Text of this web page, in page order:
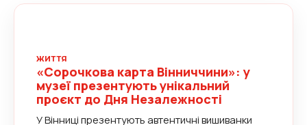
ЖИТТЯ
«Сорочкова карта Вінниччини»: у
музеї презентують унікальний
проєкт до Дня Незалежності
У Вінниці презентують автентичні вишиванки